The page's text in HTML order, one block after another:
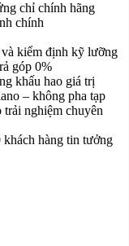
chỉ chính hãng
chính
và kiểm định kỹ lưỡng
góp 0%
khấu hao giá trị
– không pha tạp
trải nghiệm chuyên
hàng tin tưởng